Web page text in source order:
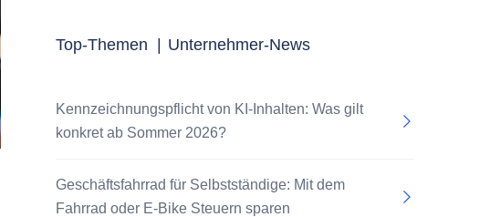
Top-Themen | Unternehmer-News
Kennzeichnungspflicht von KI-Inhalten: Was gilt
konkret ab Sommer 2026?
Geschäftsfahrrad für Selbstständige: Mit dem
Fahrrad oder E-Bike Steuern sparen